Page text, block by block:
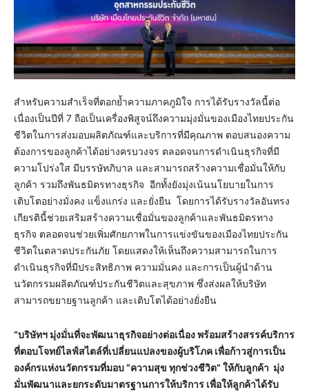
สำหรับความสำเร็จที่ตอกย้ำความภาคภูมิใจ การได้รับรางวัลนี้ต่อ
เนื่องเป็นปีที่ 7 ถือเป็นเครื่องพิสูจน์ถึงความมุ่งมั่นของเมืองไทยประกัน
ชีวิตในการส่งมอบผลิตภัณฑ์และบริการที่มีคุณภาพ ตอบสนองความ
ต้องการของลูกค้าได้อย่างครบวงจร ตลอดจนการดำเนินธุรกิจที่มี
ความโปร่งใส มีบรรษัทภิบาล และสามารถสร้างความเชื่อมั่นให้กับ
ลูกค้า รวมถึงพันธมิตรทางธุรกิจ อีกทั้งยังมุ่งเน้นนโยบายในการ
เติบโตอย่างมั่งคง แข็งแกร่ง และยั่งยืน โดยการได้รับรางวัลอันทรง
เกียรตินี้ช่วยเสริมสร้างความเชื่อมั่นของลูกค้าและพันธมิตรทาง
ธุรกิจ ตลอดจนช่วยเพิ่มศักยภาพในการแข่งขันของเมืองไทยประกัน
ชีวิตในตลาดประกันภัย โดยแสดงให้เห็นถึงความสามารถในการ
ดำเนินธุรกิจที่มีประสิทธิภาพ ความมั่นคง และการเป็นผู้นำด้าน
นวัตกรรมผลิตภัณฑ์ประกันชีวิตและสุขภาพ ซึ่งส่งผลให้บริษัท
สามารถขยายฐานลูกค้า และเติบโตได้อย่างยั่งยืน
“บริษัทฯ มุ่งมั่นที่จะพัฒนาธุรกิจอย่างต่อเนื่อง พร้อมสร้างสรรค์บริการ
ที่ตอบโจทย์ไลฟ์สไตล์ที่เปลี่ยนแปลงของผู้บริโภค เพื่อก้าวสู่การเป็น
องค์กรแห่งนวัตกรรมที่มอบ “ความสุข ทุกช่วงชีวิต” ให้กับลูกค้า มุ่ง
มั่นพัฒนาและยกระดับมาตรฐานการให้บริการ เพื่อให้ลูกค้าได้รับ